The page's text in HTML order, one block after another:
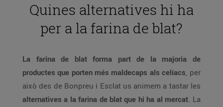
Quines alternatives hi ha
per a la farina de blat?
La farina de blat forma part de la majoria de
productes que porten més maldecaps als celíacs, per
això des de Bonpreu i Esclat us animem a tastar les
alternatives a la farina de blat que hi ha al mercat. La